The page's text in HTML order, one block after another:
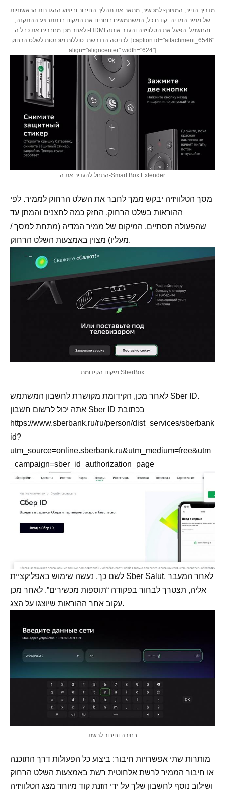
מדריך הנייר, המצורף למכשיר, מתאר את תהליך החיבור וביצוע ההגדרות הראשוניות
של ממיר המדיה. קודם כל, המשתמשים בוחרים את המקום בו תתבצע ההתקנה,
ולאחר מכן מחברים את כבל ה-HDMI והחשמל. הפעל את הטלוויזיה והגדר אותה
לכניסה הנדרשת. סוללות מוכנסות לשלט הרחוק. [caption id="attachment_6546"
align="aligncenter" width="624"]
התחל להגדיר את ה-Smart Box Extender
מסך הטלוויזיה יבקש ממך לחבר את השלט הרחוק לממיר. לפי
ההוראות בשלט הרחוק, החזק כמה לחצנים והמתן עד
שהפעולה תסתיים. המיקום של ממיר המדיה (מתחת למסך /
מעליו) מצוין באמצעות השלט הרחוק.
מיקום הקידומת SberBox
לאחר מכן, הקידומת מקושרת לחשבון המשתמש Sber ID.
אתה יכול לרשום חשבון Sber ID בכתובת
https://www.sberbank.ru/ru/person/dist_services/sberbank
id?
utm_source=online.sberbank.ru&utm_medium=free&utm
_campaign=sber_id_authorization_page
לשם כך, נעשה שימוש באפליקציית Sber Salut, לאחר המעבר
אליה, תצטרך לבחור בפקודה “תוספות מכשירים”. לאחר מכן
עקוב אחר ההוראות שיוצגו על הצג.
בחירה וחיבור לרשת
מותרות שתי אפשרויות חיבור: ביצוע כל הפעולות דרך התוכנה
או חיבור הממיר לרשת אלחוטית רשת באמצעות השלט הרחוק
ושילוב נוסף לחשבון שלך על ידי הזנת קוד מיוחד מצג הטלוויזיה